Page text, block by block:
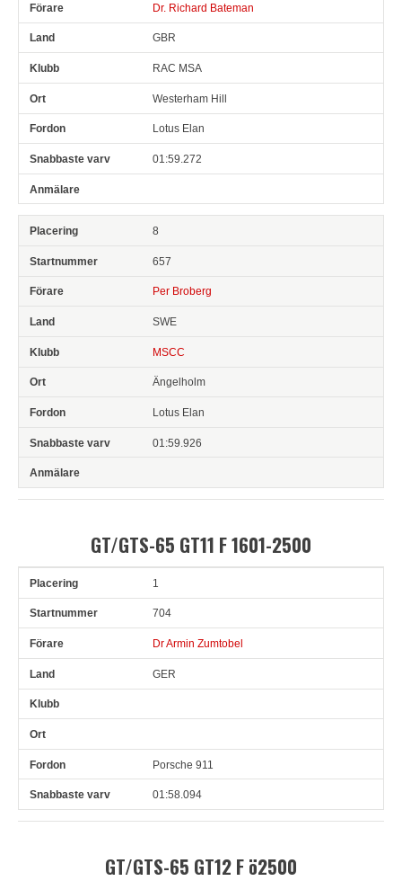
Dr. Richard Bateman
GBR
RAC MSA
Westerham Hill
Lotus Elan
01:59.272
8
657
Per Broberg
SWE
MSCC
Ängelholm
Lotus Elan
01:59.926
GT/GTS-65 GT11 F 1601-2500
Pl Snr 1
704
Dr Armin Zumtobel
GER
Porsche 911
01:58.094
GT/GTS-65 GT12 F ö2500